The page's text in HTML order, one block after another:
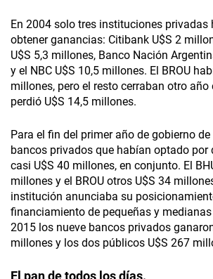
En 2004 solo tres instituciones privadas
obtener ganancias: Citibank U$S 2
U$S 5,3 millones, Banco Nación
y el NBC U$S 10,5 millones. El BROU
millones, pero el resto cerraban otro
perdió U$S 14,5 millones.
Para el fin del primer año de gobierno
bancos privados que habían optado por
casi U$S 40 millones, en conjunto. El
millones y el BROU otros U$S 34
institución anunciaba su
financiamiento de pequeñas y medianas
2015 los nueve bancos privados
millones y los dos públicos U$S 267